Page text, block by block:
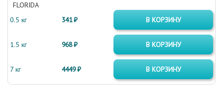
FLORIDA
0.5 кг
341 ₽ В КОРЗИНУ
1.5 кг 968 ₽ В КОРЗИНУ
7 кг 4449 ₽ В КОРЗИНУ